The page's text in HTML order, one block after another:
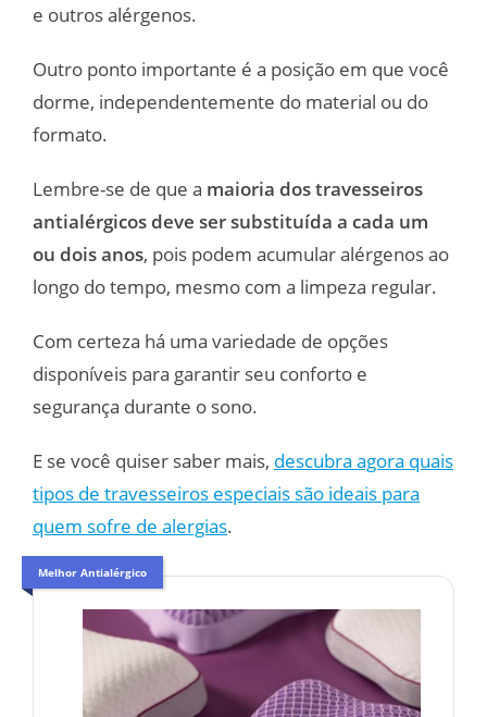
e outros alérgenos.
Outro ponto importante é a posição em que você
dorme, independentemente do material ou do
formato.
Lembre-se de que a maioria dos travesseiros
antialérgicos deve ser substituída a cada um
ou dois anos, pois podem acumular alérgenos ao
longo do tempo, mesmo com a limpeza regular.
Com certeza há uma variedade de opções
disponíveis para garantir seu conforto e
segurança durante o sono.
E se você quiser saber mais, descubra agora quais
tipos de travesseiros especiais são ideais para
quem sofre de alergias.
Melhor Antialérgico